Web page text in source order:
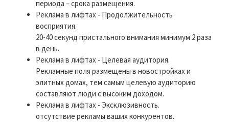
периода – срока размещения.
Реклама в лифтах - Продолжительность
восприятия.
20-40 секунд пристального внимания минимум 2 раза
в день.
Реклама в лифтах - Целевая аудитория.
Рекламные поля размещены в новостройках и
элитных домах, тем самым целевую аудиторию
составляют люди с высоким доходом.
Реклама в лифтах - Эксклюзивность.
отсутствие рекламы ваших конкурентов.